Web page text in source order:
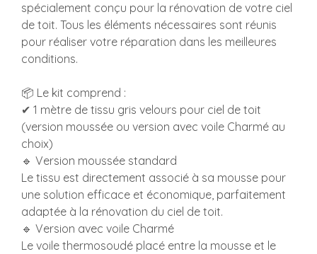
spécialement conçu pour la rénovation de votre ciel
de toit. Tous les éléments nécessaires sont réunis
pour réaliser votre réparation dans les meilleures
conditions.
📦 Le kit comprend :
✔ 1 mètre de tissu gris velours pour ciel de toit
(version moussée ou version avec voile Charmé au
choix)
🔹 Version moussée standard
Le tissu est directement associé à sa mousse pour
une solution efficace et économique, parfaitement
adaptée à la rénovation du ciel de toit.
🔹 Version avec voile Charmé
Le voile thermosoudé placé entre la mousse et le